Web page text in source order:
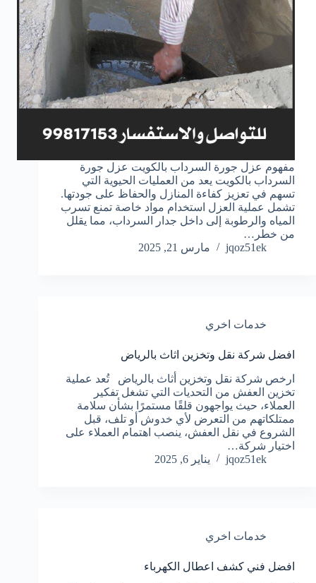
مفهوم عزل جورة السرداب بالكويت عزل جورة
السرداب بالكويت يعد من العمليات الحيوية التي
تسهم في تعزيز كفاءة المنازل والحفاظ على جودتها.
تشمل عملية العزل استخدام مواد خاصة تمنع تسرب
المياه والرطوبة إلى داخل جدار السرداب، مما يقلل
من خطر…
jqoz51ek
مارس 21, 2025
خدمات اخري
افضل شركة نقل وتخزين اثاث بالرياض
ارخص شركة نقل وتخزين أثاث بالرياض تُعد عملية
تخزين العفش من التحديات التي تشغل تفكير
العملاء، حيث يواجهون قلقًا مستمرًا بشأن سلامة
ممتلكاتهم من التعرض لأي خدوش أو تلف، قبل
الشروع في نقل العفش، ينصب اهتمام العملاء على
اختيار شركة…
jqoz51ek
يناير 6, 2025
خدمات اخري
افضل فني كشف اعطال الكهرباء